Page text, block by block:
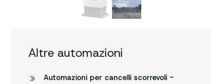
Altre automazioni
Automazioni per cancelli scorrevoli -